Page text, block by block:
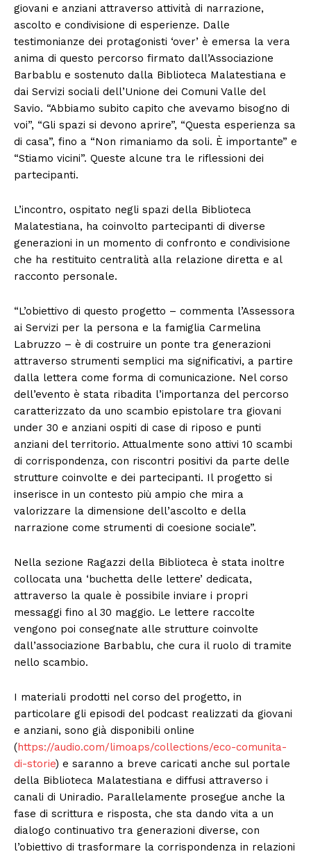
giovani e anziani attraverso attività di narrazione,
ascolto e condivisione di esperienze. Dalle
testimonianze dei protagonisti ‘over’ è emersa la vera
anima di questo percorso firmato dall’Associazione
Barbablu e sostenuto dalla Biblioteca Malatestiana e
dai Servizi sociali dell’Unione dei Comuni Valle del
Savio. “Abbiamo subito capito che avevamo bisogno di
voi”, “Gli spazi si devono aprire”, “Questa esperienza sa
di casa”, fino a “Non rimaniamo da soli. È importante” e
“Stiamo vicini”. Queste alcune tra le riflessioni dei
partecipanti.
L’incontro, ospitato negli spazi della Biblioteca
Malatestiana, ha coinvolto partecipanti di diverse
generazioni in un momento di confronto e condivisione
che ha restituito centralità alla relazione diretta e al
racconto personale.
“L’obiettivo di questo progetto – commenta l’Assessora
ai Servizi per la persona e la famiglia Carmelina
Labruzzo – è di costruire un ponte tra generazioni
attraverso strumenti semplici ma significativi, a partire
dalla lettera come forma di comunicazione. Nel corso
dell’evento è stata ribadita l’importanza del percorso
caratterizzato da uno scambio epistolare tra giovani
under 30 e anziani ospiti di case di riposo e punti
anziani del territorio. Attualmente sono attivi 10 scambi
di corrispondenza, con riscontri positivi da parte delle
strutture coinvolte e dei partecipanti. Il progetto si
inserisce in un contesto più ampio che mira a
valorizzare la dimensione dell’ascolto e della
narrazione come strumenti di coesione sociale”.
Nella sezione Ragazzi della Biblioteca è stata inoltre
collocata una ‘buchetta delle lettere’ dedicata,
attraverso la quale è possibile inviare i propri
messaggi fino al 30 maggio. Le lettere raccolte
vengono poi consegnate alle strutture coinvolte
dall’associazione Barbablu, che cura il ruolo di tramite
nello scambio.
I materiali prodotti nel corso del progetto, in
particolare gli episodi del podcast realizzati da giovani
e anziani, sono già disponibili online
(https://audio.com/limoaps/collections/eco-comunita-
di-storie) e saranno a breve caricati anche sul portale
della Biblioteca Malatestiana e diffusi attraverso i
canali di Uniradio. Parallelamente prosegue anche la
fase di scrittura e risposta, che sta dando vita a un
dialogo continuativo tra generazioni diverse, con
l’obiettivo di trasformare la corrispondenza in relazioni